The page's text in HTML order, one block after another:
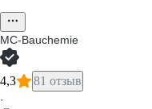
MC-Bauchemie
4,3 81 отзыв
·